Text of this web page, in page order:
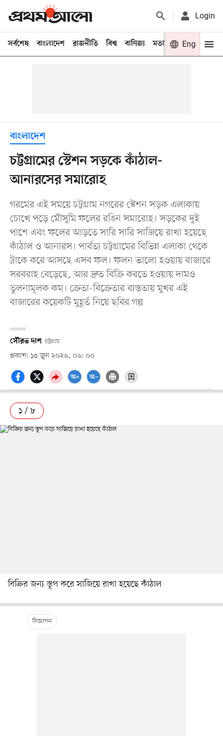
Login
সর্বশেষ বাংলাদেশ রাজনীতি বিশ্ব বাণিজ্য মতামত খেলা
Eng
বাংলাদেশ
চট্টগ্রামের স্টেশন সড়কে কাঁঠাল-
আনারসের সমারোহ
গরমের এই সময়ে চট্টগ্রাম নগরের স্টেশন সড়ক এলাকায়
চোখে পড়ে মৌসুমি ফলের রঙিন সমারোহ। সড়কের দুই
পাশে এবং ফলের আড়তে সারি সারি সাজিয়ে রাখা হয়েছে
কাঁঠাল ও আনারস। পার্বত্য চট্টগ্রামের বিভিন্ন এলাকা থেকে
ট্রাকে করে আসছে এসব ফল। ফলন ভালো হওয়ায় বাজারে
সরবরাহ বেড়েছে, আর দ্রুত বিক্রি করতে হওয়ায় দামও
তুলনামূলক কম। ক্রেতা-বিক্রেতার ব্যস্ততায় মুখর এই
বাজারের কয়েকটি মুহূর্ত নিয়ে ছবির গল্প
সৌরভ দাশ চট্টগ্রাম
প্রকাশ: ১৫ জুন ২০২৬, ০৬: ০০
১ / ৮
বিক্রির জন্য স্তূপ করে সাজিয়ে রাখা হয়েছে কাঁঠাল